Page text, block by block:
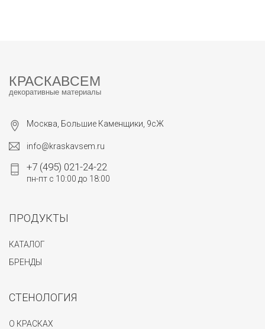
КРАСКАВСЕМ
декоративные материалы
Москва, Большие Каменщики, 9сЖ
info@kraskavsem.ru
+7 (495) 021-24-22
пн-пт с 10:00 до 18:00
ПРОДУКТЫ
КАТАЛОГ
БРЕНДЫ
СТЕНОЛОГИЯ
О КРАСКАХ